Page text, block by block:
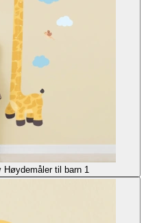
Høydemåler til barn 1